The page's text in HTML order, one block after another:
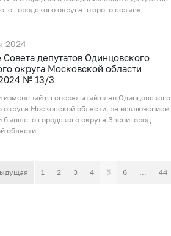
городского округа второго созыва
2024
депутатов Одинцовского
округа Московской области
№ 13/3
изменений в генеральный план Одинцовского
округа Московской области, за исключением
бывшего городского округа Звенигород
области
1 2 3 4 5 6 ... 44